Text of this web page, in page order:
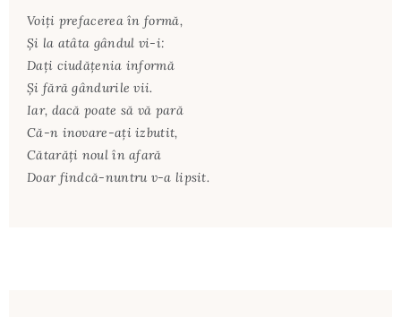
Voiți prefacerea în formă,
Și la atâta gândul vi-i:
Dați ciudățenia informă
Și fără gândurile vii.
Iar, dacă poate să vă pară
Că-n inovare-ați izbutit,
Cătarăți noul în afară
Doar findcă-nuntru v-a lipsit.